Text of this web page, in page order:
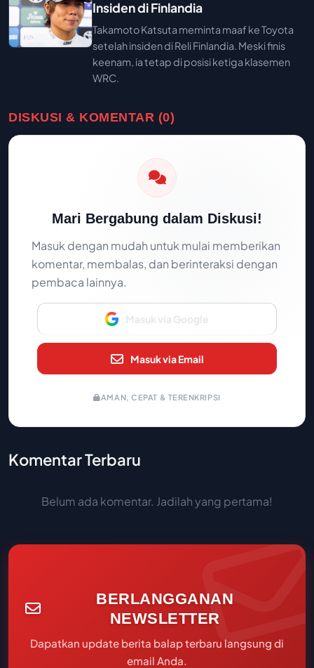
Insiden di Finlandia
Takamoto Katsuta meminta maaf ke Toyota
setelah insiden di Reli Finlandia. Meski finis
keenam, ia tetap di posisi ketiga klasemen
WRC.
DISKUSI & KOMENTAR (0)
Mari Bergabung dalam Diskusi!
Masuk dengan mudah untuk mulai memberikan
komentar, membalas, dan berinteraksi dengan
pembaca lainnya.
Masuk via Google
Masuk via Email
AMAN, CEPAT & TERENKRIPSI
Komentar Terbaru
Belum ada komentar. Jadilah yang pertama!
BERLANGGANAN
NEWSLETTER
Dapatkan update berita balap terbaru langsung di
email Anda.